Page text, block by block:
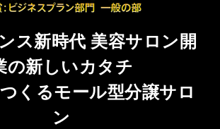
ス新時代 美容サロン開
の新しいカタチ
くるモール型分譲サロ
ン